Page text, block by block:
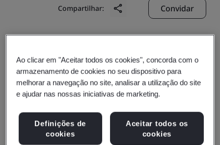
Compartilhar: Convidar
Lilama 10 Joint Stock
Company
Ao clicar em "Aceitar todos os cookies", concorda com o
armazenamento de cookies no seu dispositivo para
melhorar a navegação no site, analisar a utilização do site
e ajudar nas nossas iniciativas de marketing.
Definições de
cookies
Aceitar todos os
cookies